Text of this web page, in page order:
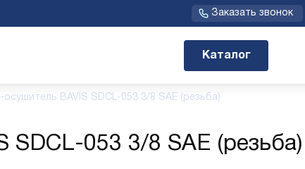
Заказать звонок
Каталог
осушитель BAVIS SDCL-053 3/8 SAE (резьба)
SDCL-053 3/8 SAE (резьба)